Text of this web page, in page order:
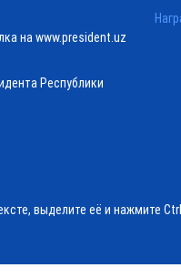
на www.president.uz
Республики
выделите её и нажмите